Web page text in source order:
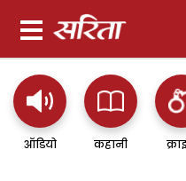
ऑडियो कहानी